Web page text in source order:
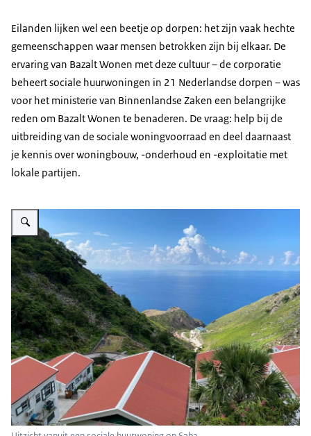
Eilanden lijken wel een beetje op dorpen: het zijn vaak hechte
gemeenschappen waar mensen betrokken zijn bij elkaar. De
ervaring van Bazalt Wonen met deze cultuur – de corporatie
beheert sociale huurwoningen in 21 Nederlandse dorpen – was
voor het ministerie van Binnenlandse Zaken een belangrijke
reden om Bazalt Wonen te benaderen. De vraag: help bij de
uitbreiding van de sociale woningvoorraad en deel daarnaast
je kennis over woningbouw, -onderhoud en -exploitatie met
lokale partijen.
Vergroot afbeelding Uitzicht vanuit een sociale huurwoning op Saba.